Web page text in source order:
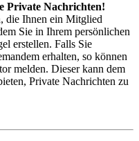
Private Nachrichten!
die Ihnen ein Mitglied
Sie in Ihrem persönlichen
erstellen. Falls Sie
erhalten, so können
melden. Dieser kann dem
Private Nachrichten zu